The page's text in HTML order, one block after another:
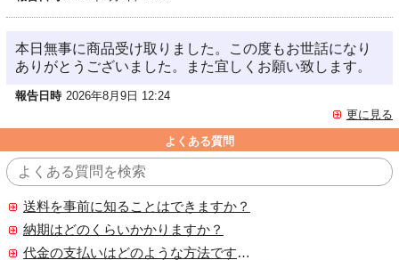
本日無事に商品受け取りました。この度もお世話になり
ありがとうございました。また宜しくお願い致します。
報告日時 2026年8月9日 12:24
更に見る
よくある質問
送料を事前に知ることはできますか？
納期はどのくらいかかりますか？
代金の支払いはどのような方法ですか？